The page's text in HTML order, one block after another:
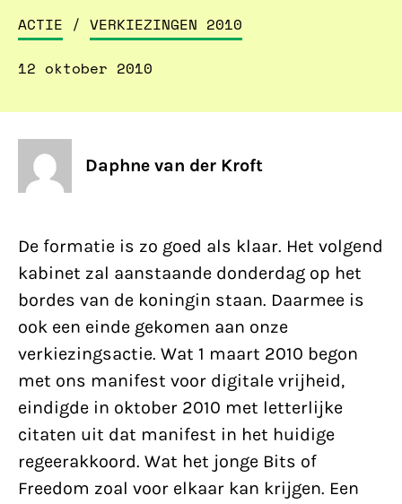
ACTIE / VERKIEZINGEN 2010
12 oktober 2010
Daphne van der Kroft
De formatie is zo goed als klaar. Het volgend
kabinet zal aanstaande donderdag op het
bordes van de koningin staan. Daarmee is
ook een einde gekomen aan onze
verkiezingsactie. Wat 1 maart 2010 begon
met ons manifest voor digitale vrijheid,
eindigde in oktober 2010 met letterlijke
citaten uit dat manifest in het huidige
regeerakkoord. Wat het jonge Bits of
Freedom zoal voor elkaar kan krijgen. Een